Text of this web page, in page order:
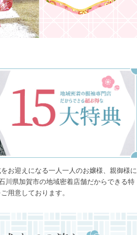
お迎えになる一人一人のお嬢様、親御様に
川県加賀市の地域密着店舗だからできる特
用意しております。